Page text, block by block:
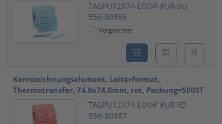
TAGPU12X74-LOOP-PUR-BU
556-80586
Vergleichen
Kennzeichnungselement, Leiterformat,
Thermotransfer, 74.0x74.0mm, rot, Packung=500ST
TAGPU12X74-LOOP-PUR-RD
556-80587